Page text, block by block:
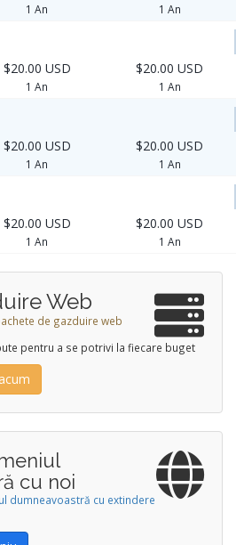
1 An 1 An
$20.00 USD
1 An
$20.00 USD
1 An
$20.00 USD
1 An
$20.00 USD
1 An
$20.00 USD
1 An
$20.00 USD
1 An
Web
de gazduire web
pentru a se potrivi la fiecare buget
cu noi
dumneavoastră cu extindere